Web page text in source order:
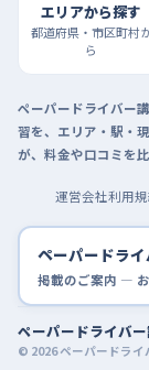
エリアから探す
都道府県・市区町村
ら
ペーパードライバー
習を、エリア・駅・
が、料金や口コミを
運営会社利用
ペーパードラ
掲載のご案内 —
ペーパードライバ
© 2026 ペーパードライ